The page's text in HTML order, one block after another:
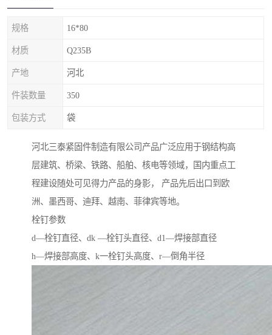
规格 16*80
材质 Q235B
产地 河北
件装数量 350
包装方式 袋
河北三泰紧固件制造有限公司产品广泛应用于钢结构高
层建筑、桥梁、铁路、船舶、核电等领域，国内重点工
程建设随处可见得力产品的身影， 产品先后出口到欧
洲、墨西哥、迪拜、越南、菲律宾等地。
栓钉参数
d—栓钉直径、dk —栓钉头直径、d1—焊接部直径
h—焊接部高度、k一栓钉头高度、r—倒角半径